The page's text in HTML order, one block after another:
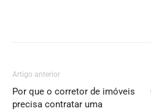
Artigo anterior
Por que o corretor de imóveis
precisa contratar uma